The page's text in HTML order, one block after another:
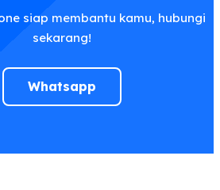
siap membantu kamu, hubungi
sekarang!
Whatsapp